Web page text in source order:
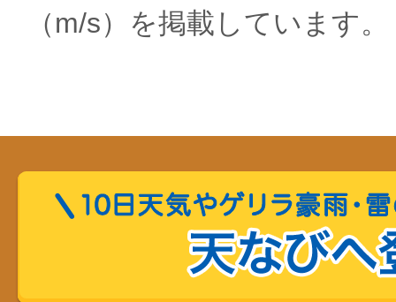
（m/s）を掲載しています。